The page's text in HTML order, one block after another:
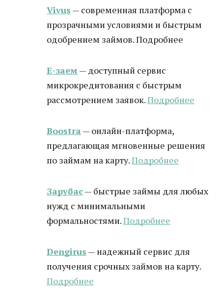
Vivus — современная платформа с
прозрачными условиями и быстрым
одобрением займов. Подробнее
Е-заем — доступный сервис
микрокредитования с быстрым
рассмотрением заявок.Подробнее
Boostra — онлайн-платформа,
предлагающая мгновенные решения
по займам на карту.Подробнее
Зарубас— быстрые займы для любых
нужд с минимальными
формальностями.Подробнее
Dengirus — надежный сервис для
получения срочных займов на карту.
Подробнее